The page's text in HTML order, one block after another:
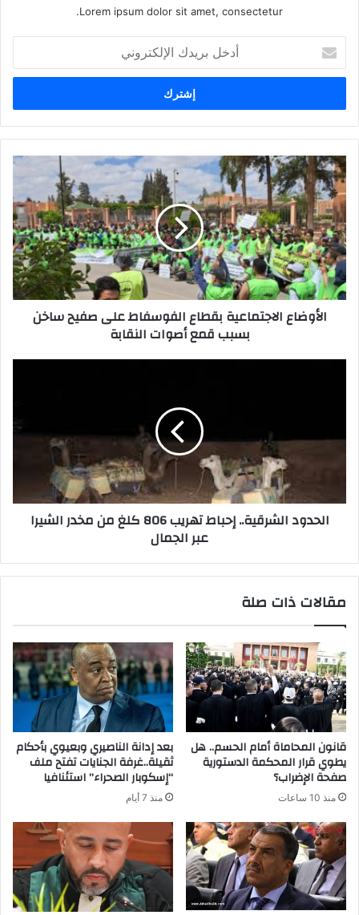
Lorem ipsum dolor sit amet, consectetur.
بريدك
الإلكتروني
الأوضاع الاجتماعية بقطاع الفوسفاط على صفيح ساخن
بسبب قمع أصوات النقابة
الحدود الشرقية.. إحباط تهريب 806 كلغ من مخدر الشيرا
عبر الجمال
مقالات ذات صلة
قانون المحاماة أمام الحسم.. هل
يطوي قرار المحكمة الدستورية
صفحة الإضراب؟
منذ 10 ساعات
بعد إدانة الناصيري وبعيوي بأحكام
ثقيلة..غرفة الجنايات تفتح ملف
“إسكوبار الصحراء” استئنافيا
منذ 7 أيام